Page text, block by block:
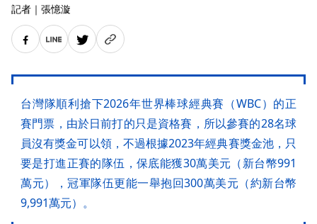
記者 ｜ 張憶漩
台灣隊順利搶下2026年世界棒球經典賽（WBC）的正
賽門票，由於日前打的只是資格賽，所以參賽的28名球
員沒有獎金可以領，不過根據2023年經典賽獎金池，只
要是打進正賽的隊伍，保底能獲30萬美元（新台幣991
萬元），冠軍隊伍更能一舉抱回300萬美元（約新台幣
9,991萬元）。